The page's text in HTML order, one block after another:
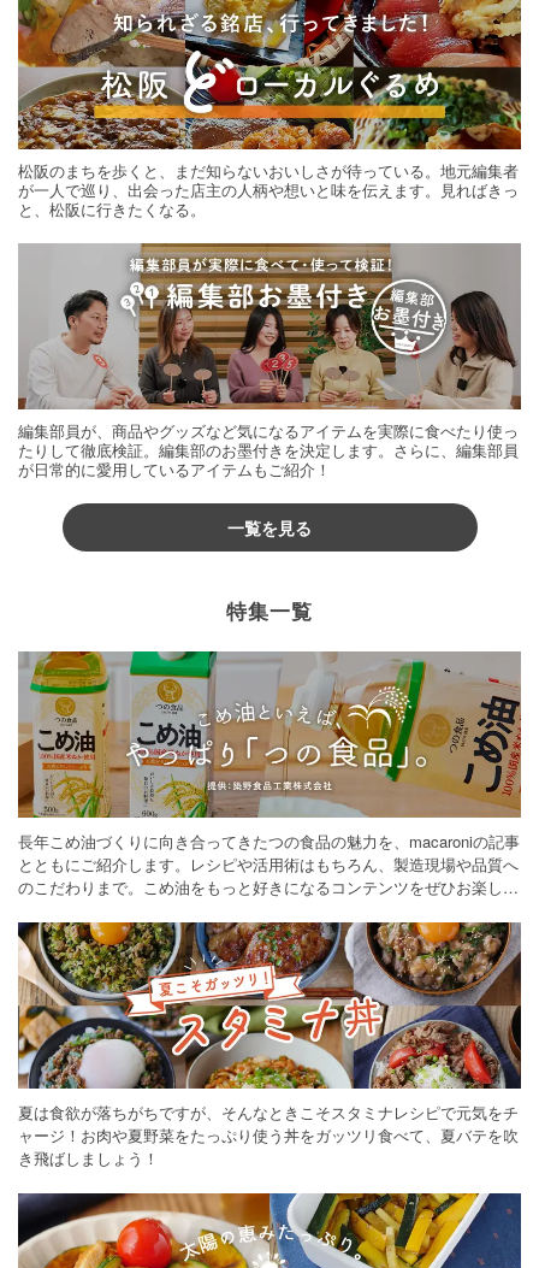
松阪のまちを歩くと、まだ知らないおいしさが待っている。地元編集者
が一人で巡り、出会った店主の人柄や想いと味を伝えます。見ればきっ
と、松阪に行きたくなる。
編集部員が、商品やグッズなど気になるアイテムを実際に食べたり使っ
たりして徹底検証。編集部のお墨付きを決定します。さらに、編集部員
が日常的に愛用しているアイテムもご紹介！
一覧を見る
特集一覧
長年こめ油づくりに向き合ってきたつの食品の魅力を、macaroniの記事
とともにご紹介します。レシピや活用術はもちろん、製造現場や品質へ
のこだわりまで。こめ油をもっと好きになるコンテンツをぜひお楽しみ
夏は食欲が落ちがちですが、そんなときこそスタミナレシピで元気をチ
ャージ！お肉や夏野菜をたっぷり使う丼をガッツリ食べて、夏バテを吹
き飛ばしましょう！